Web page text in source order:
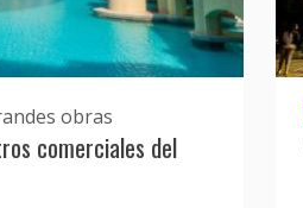
obras
comerciales del